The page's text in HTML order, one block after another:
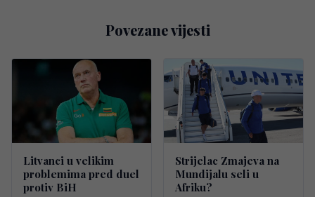
Povezane vijesti
Litvanci u velikim
problemima pred duel
protiv BiH
Strijelac Zmajeva na
Mundijalu seli u
Afriku?